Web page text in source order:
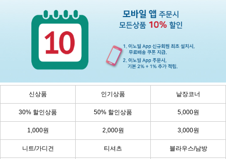
신상품 인기상품 낱장코너
30% 할인상품 50% 할인상품 5,000원
1,000원 2,000원 3,000원
니트/가디건 티셔츠 블라우스/남방